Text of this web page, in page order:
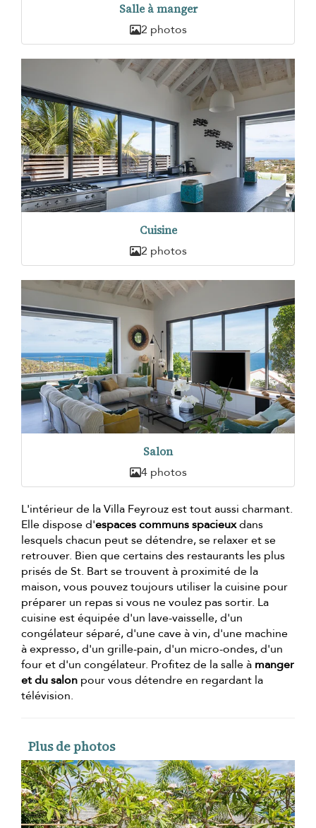
Salle à manger
2 photos
Cuisine
2 photos
Salon
4 photos
L'intérieur de la Villa Feyrouz est tout aussi charmant.
Elle dispose d'espaces communs spacieuxdans
lesquels chacun peut se détendre, se relaxer et se
retrouver. Bien que certains des restaurants les plus
prisés de St. Bart se trouvent à proximité de la
maison, vous pouvez toujours utiliser la cuisine pour
préparer un repas si vous ne voulez pas sortir. La
cuisine est équipée d'un lave-vaisselle, d'un
congélateur séparé, d'une cave à vin, d'une machine
à expresso, d'un grille-pain, d'un micro-ondes, d'un
four et d'un congélateur. Profitez de la salle à manger
et du salon pour vous détendre en regardant la
télévision.
Plus de photos